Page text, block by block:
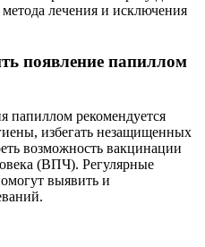
лечения и исключения
появление папиллом
папиллом рекомендуется
избегать незащищенных
возможность вакцинации
(ВПЧ). Регулярные
выявить и